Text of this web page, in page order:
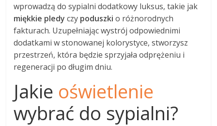
wprowadzą do sypialni dodatkowy luksus, takie jak
miękkie pledy czy poduszki o różnorodnych
fakturach. Uzupełniając wystrój odpowiednimi
dodatkami w stonowanej kolorystyce, stworzysz
przestrzeń, która będzie sprzyjała odprężeniu i
regeneracji po długim dniu.
Jakie oświetlenie
wybrać do sypialni?